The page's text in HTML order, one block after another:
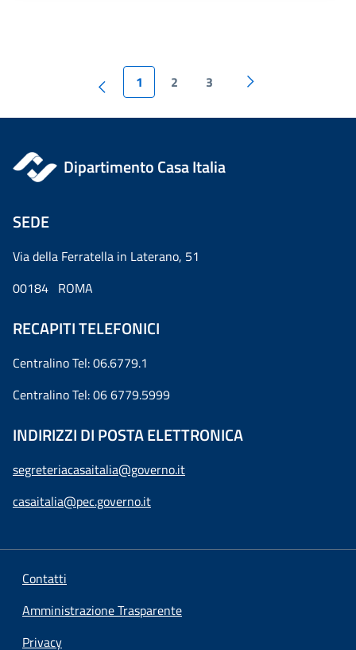
1 2 3
Dipartimento Casa Italia
SEDE
Via della Ferratella in Laterano, 51
00184 ROMA
RECAPITI TELEFONICI
Centralino Tel: 06.6779.1
Centralino Tel: 06 6779.5999
INDIRIZZI DI POSTA ELETTRONICA
segreteriacasaitalia@governo.it
casaitalia@pec.governo.it
Contatti
Amministrazione Trasparente
Privacy